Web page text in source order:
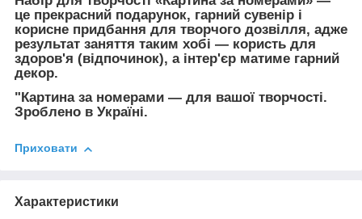
це прекрасний подарунок, гарний сувенір і
корисне придбання для творчого дозвілля, адже
результат заняття таким хобі — користь для
здоров'я (відпочинок), а інтер'єр матиме гарний
декор.
"Картина за номерами — для вашої творчості.
Зроблено в Україні.
Приховати
Характеристики